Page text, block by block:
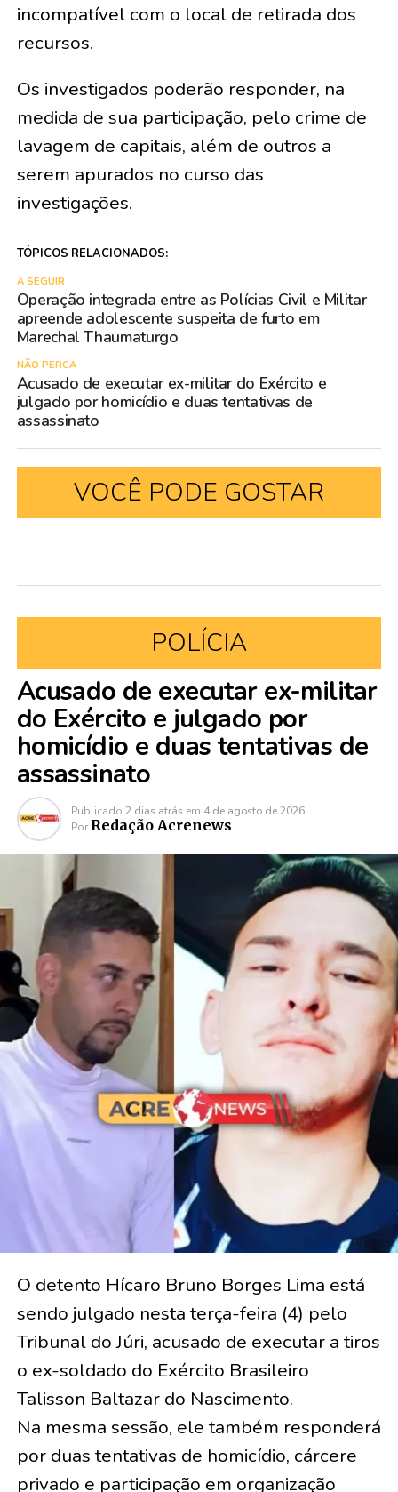
incompatível com o local de retirada dos
recursos.
Os investigados poderão responder, na
medida de sua participação, pelo crime de
lavagem de capitais, além de outros a
serem apurados no curso das
investigações.
TÓPICOS RELACIONADOS:
A SEGUIR
Operação integrada entre as Polícias Civil e Militar
apreende adolescente suspeita de furto em
Marechal Thaumaturgo
NÃO PERCA
Acusado de executar ex-militar do Exército e
julgado por homicídio e duas tentativas de
assassinato
VOCÊ PODE GOSTAR
POLÍCIA
Acusado de executar ex-militar
do Exército e julgado por
homicídio e duas tentativas de
assassinato
Publicado 2 dias atrás em 4 de agosto de 2026
Por Redação Acrenews
O detento Hícaro Bruno Borges Lima está
sendo julgado nesta terça-feira (4) pelo
Tribunal do Júri, acusado de executar a tiros
o ex-soldado do Exército Brasileiro
Talisson Baltazar do Nascimento.
Na mesma sessão, ele também responderá
por duas tentativas de homicídio, cárcere
privado e participação em organização